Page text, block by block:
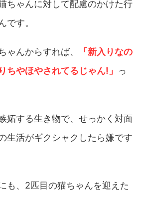
ちゃんに対して配慮のかけた行
です。
ゃんからすれば、
「新入りなの
ちやほやされてるじゃん!」 っ
妬する生き物で、せっかく対面
生活がギクシャクしたら嫌です
も、2匹目の猫ちゃんを迎えた